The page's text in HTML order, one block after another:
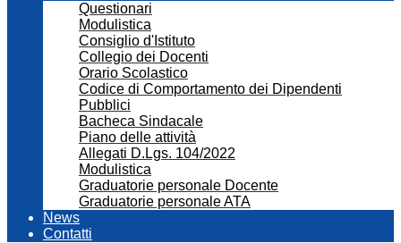
Questionari
Modulistica
Consiglio d'Istituto
Collegio dei Docenti
Orario Scolastico
Codice di Comportamento dei Dipendenti
Pubblici
Bacheca Sindacale
Piano delle attività
Allegati D.Lgs. 104/2022
Modulistica
Graduatorie personale Docente
Graduatorie personale ATA
News
Contatti